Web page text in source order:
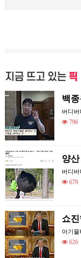
지금 뜨고 있는 픽
버디버
796
버디버
679
쇼
아기물
626